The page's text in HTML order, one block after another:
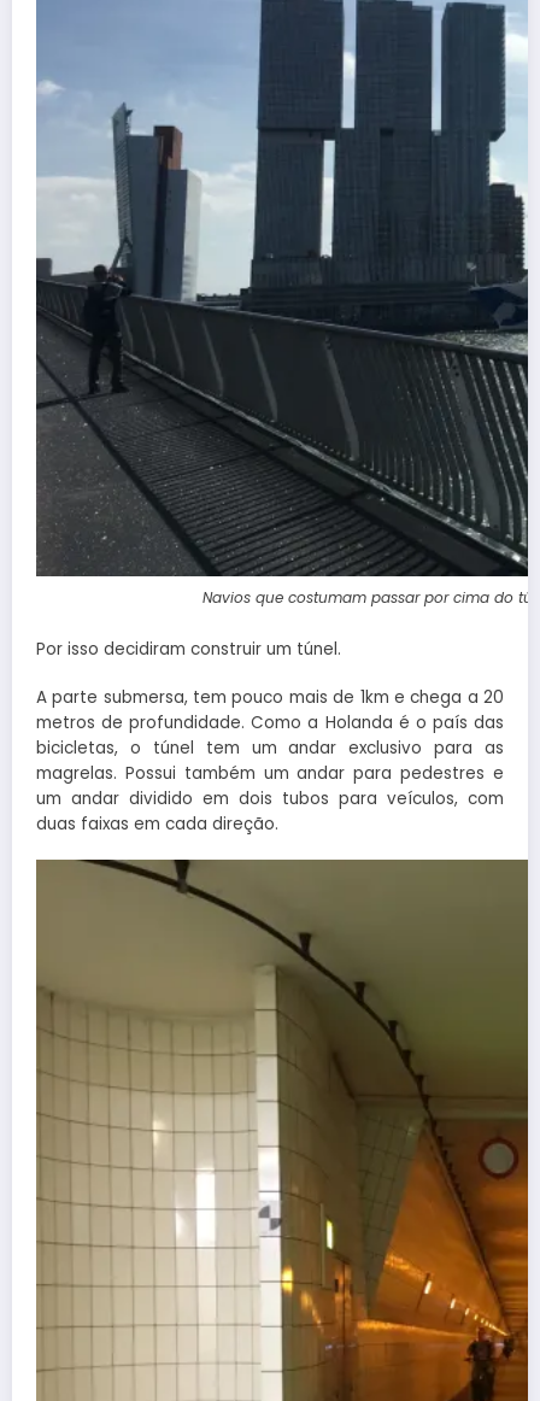
Navios que costumam passar por cima do
Por isso decidiram construir um túnel.
A parte submersa, tem pouco mais de 1km e chega a 20
metros de profundidade. Como a Holanda é o país das
bicicletas, o túnel tem um andar exclusivo para as
magrelas. Possui também um andar para pedestres e
um andar dividido em dois tubos para veículos, com
duas faixas em cada direção.